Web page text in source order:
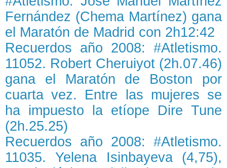
Fernández (Chema Martínez) gana
el Maratón de Madrid con 2h12:42
Recuerdos año 2008: #Atletismo.
11052. Robert Cheruiyot (2h.07.46)
gana el Maratón de Boston por
cuarta vez. Entre las mujeres se
ha impuesto la etíope Dire Tune
(2h.25.25)
Recuerdos año 2008: #Atletismo.
11035. Yelena Isinbayeva (4,75),